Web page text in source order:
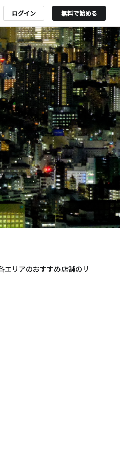
ログイン 無料で始める
リアのおすすめ店舗のリ